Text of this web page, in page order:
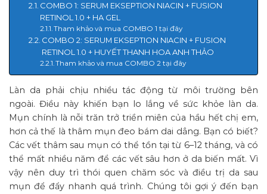
COMBO 1: SERUM EKSEPTION NIACIN + FUSION
RETINOL 1.0 + HA GEL
Tham khảo và mua COMBO 1 tại đây
COMBO 2: SERUM EKSEPTION NIACIN + FUSION
RETINOL 1.0 + HUYẾT THANH HOA ANH THẢO
Tham khảo và mua COMBO 2 tại đây
Làn da phải chịu nhiều tác động từ môi trường bên
ngoài. Điều này khiến bạn lo lắng về sức khỏe làn da.
Mụn chính là nỗi trăn trở triền miên của hầu hết chị em,
hơn cả thế là thâm mụn đeo bám dai dẳng. Bạn có biết?
Các vết thâm sau mụn có thể tồn tại từ 6–12 tháng, và có
thể mất nhiều năm để các vết sâu hơn ở da biến mất. Vì
vậy nên duy trì thói quen chăm sóc và điều trị da sau
mụn để đẩy nhanh quá trình. Chúng tôi gợi ý đến bạn